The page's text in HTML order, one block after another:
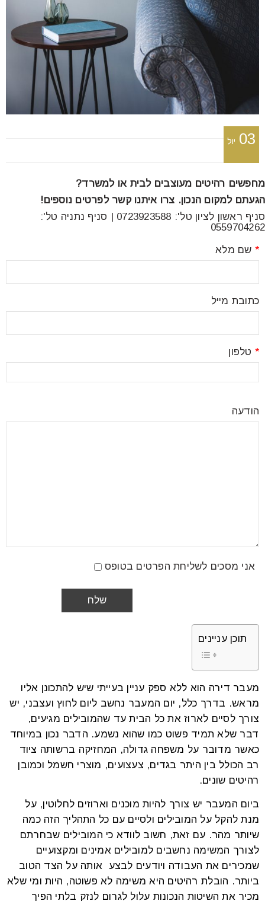
03 יול
מחפשים רהיטים מעוצבים לבית או למשרד?
הגעתם למקום הנכון. צרו איתנו קשר לפרטים נוספים!
סניף ראשון לציון טל': 0723923588 | סניף נתניה טל':
0559704262
*
כתובת מייל
*
הודעה
אני מסכים לשליחת הפרטים בטופס
תוכן עניינים
מעבר דירה הוא ללא ספק עניין בעייתי שיש להתכונן אליו
מראש. בדרך כלל, יום המעבר נחשב ליום לחוץ ועצבני, יש
צורך לסיים לארוז את כל הבית עד שהמובילים מגיעים,
דבר שלא תמיד פשוט כמו שהוא נשמע. הדבר נכון במיוחד
כאשר מדובר על משפחה גדולה, המחזיקה ברשותה ציוד
רב הכולל בין היתר בגדים, צעצועים, מוצרי חשמל וכמובן
רהיטים שונים.
ביום המעבר יש צורך להיות מוכנים וארוזים לחלוטין, על
מנת להקל על המובילים ולסיים עם כל התהליך הזה כמה
שיותר מהר. עם זאת, חשוב לוודא כי המובילים שבחרתם
לצורך המשימה נחשבים למובילים אמינים ומקצועיים
שמכירים את העבודה ויודעים לבצע אותה על הצד הטוב
ביותר. הובלת רהיטים היא משימה לא פשוטה, היות ומי שלא
מכיר את השיטות הנכונות עלול לגרום לנזק בלתי הפיך
ניגודיות כהה
הוסף קו תחתון לקישורים
font_download סמן קישורים
את
כל
האפשרויות